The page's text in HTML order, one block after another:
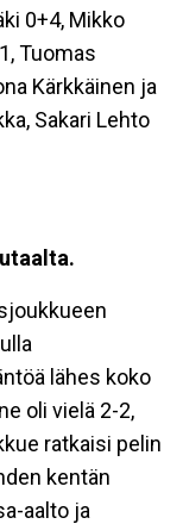
0+4, Mikko
Tuomas
Kärkkäinen ja
Sakari Lehto
lähes koko
oli vielä 2-2,
ratkaisi pelin
kentän
aalto ja